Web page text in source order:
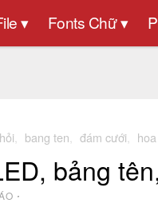
▾ Fonts Chữ ▾
bang ten đám cưới
bảng
⋅